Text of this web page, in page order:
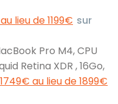
lieu de 1199€ sur
Pro M4, CPU
Retina XDR , 16Go,
au lieu de 1899€